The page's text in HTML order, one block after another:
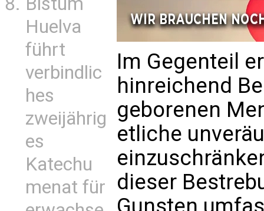
Huelva
führt
verbindlic
hes
zweijährig
es
Katechu
menat für
Im Gegenteil
hinreichend
geborenen
etliche
dieser